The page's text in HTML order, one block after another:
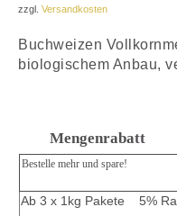
zzgl. Versandkosten
Buchweizen
biologischem Anbau,
Mengenrabatt
Bestelle mehr und spare!
Ab 3 x 1kg Pakete 5%